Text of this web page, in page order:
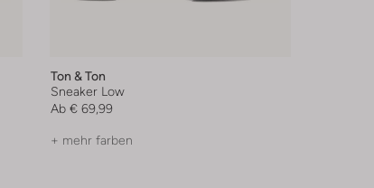
Ton & Ton
Sneaker Low
Ab € 69,99
+ mehr farben